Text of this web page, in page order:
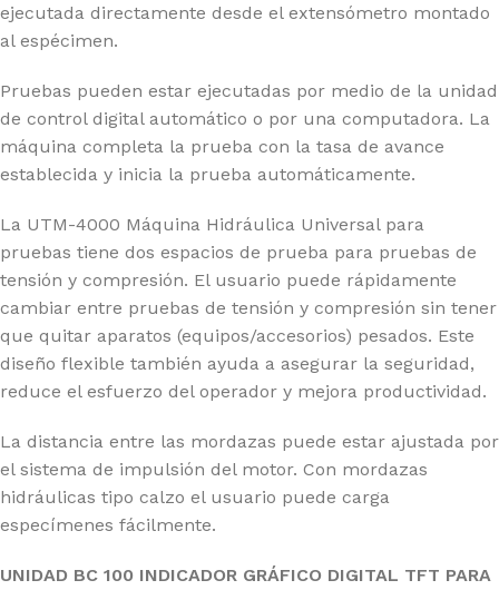
ejecutada directamente desde el extensómetro montado
al espécimen.
Pruebas pueden estar ejecutadas por medio de la unidad
de control digital automático o por una computadora. La
máquina completa la prueba con la tasa de avance
establecida y inicia la prueba automáticamente.
La UTM-4000 Máquina Hidráulica Universal para
pruebas tiene dos espacios de prueba para pruebas de
tensión y compresión. El usuario puede rápidamente
cambiar entre pruebas de tensión y compresión sin tener
que quitar aparatos (equipos/accesorios) pesados. Este
diseño flexible también ayuda a asegurar la seguridad,
reduce el esfuerzo del operador y mejora productividad.
La distancia entre las mordazas puede estar ajustada por
el sistema de impulsión del motor. Con mordazas
hidráulicas tipo calzo el usuario puede carga
especímenes fácilmente.
UNIDAD BC 100 INDICADOR GRÁFICO DIGITAL TFT PARA